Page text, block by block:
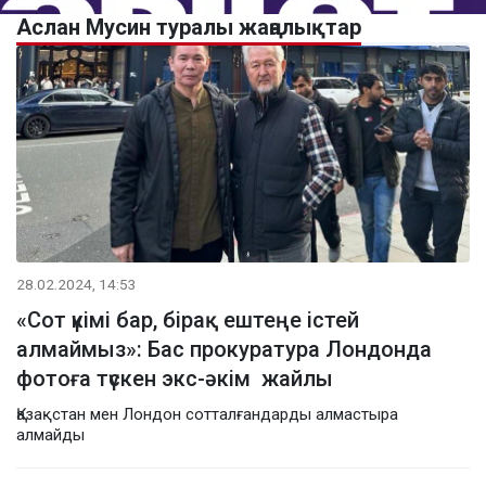
Аслан Мусин туралы жаңалықтар
28.02.2024, 14:53
«Сот үкімі бар, бірақ ештеңе істей
алмаймыз»: Бас прокуратура Лондонда
фотоға түскен экс-әкім жайлы
Қазақстан мен Лондон сотталғандарды алмастыра
алмайды